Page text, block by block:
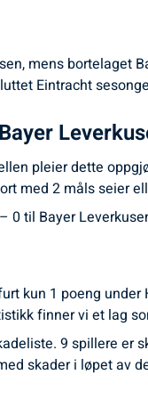
mens bortelaget
Eintracht
pleier dette
med 2 måls seier
0 til Bayer
kun 1 poeng
finner vi et lag
9 spillere er
skader i løpet av